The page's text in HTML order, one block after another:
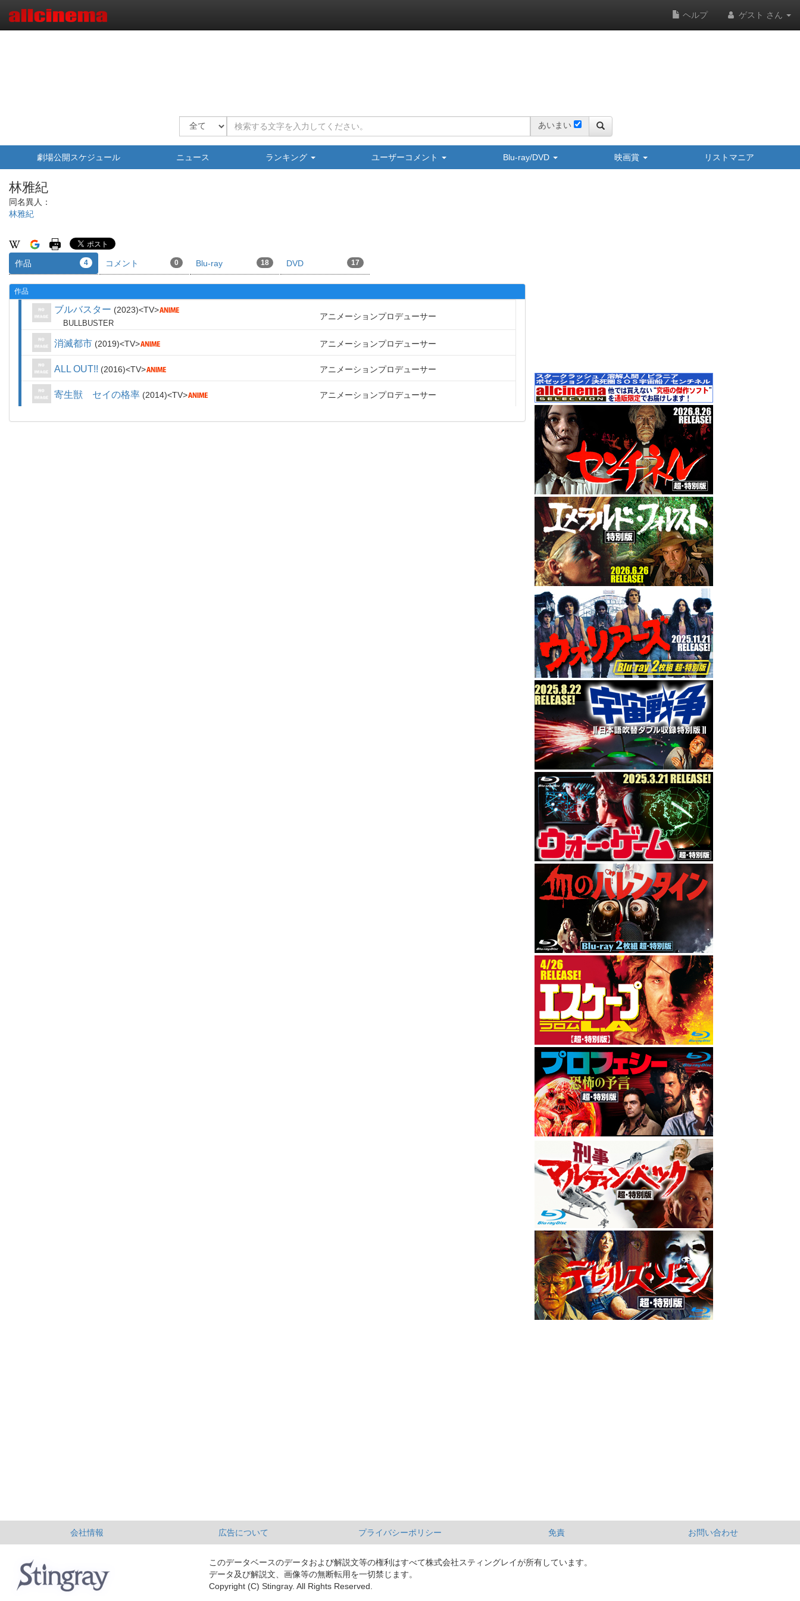
ヘルプ ゲスト さん
あいまい
劇場公開スケジュール ニュース ランキング ユーザーコメント Blu-ray/DVD 映画賞 リストマニア
林雅紀
同名異人：
林雅紀
作品 4 コメント 0 Blu-ray 18 DVD 17
作品
ブルバスター 2023 TV
BULLBUSTER
アニメーションプロデューサー
消滅都市 2019 TV アニメーションプロデューサー
ALL OUT!! 2016 TV アニメーションプロデューサー
寄生獣 セイの格率 2014 TV アニメーションプロデューサー
会社情報 広告について プライバシーポリシー 免責 お問い合わせ
このデータベースのデータおよび解説文等の権利はすべて株式会社スティングレイが所有しています。
データ及び解説文、画像等の無断転用を一切禁じます。
Copyright (C) Stingray. All Rights Reserved.